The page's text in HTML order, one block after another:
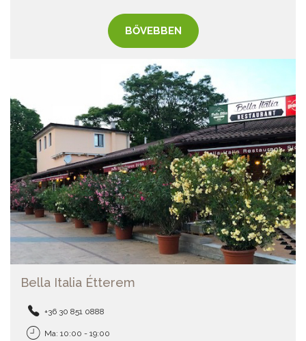
BŐVEBBEN
Bella Italia Étterem
+36 30 851 0888
Ma: 10:00 - 19:00